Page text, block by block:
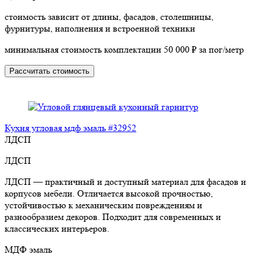
стоимость зависит от длины, фасадов, столешницы,
фурнитуры, наполнения и встроенной техники
минимальная стоимость комплектации 50 000 ₽ за пог/метр
Рассчитать стоимость
Кухня угловая мдф эмаль #32952
ЛДСП
ЛДСП
ЛДСП — практичный и доступный материал для фасадов и
корпусов мебели. Отличается высокой прочностью,
устойчивостью к механическим повреждениям и
разнообразием декоров. Подходит для современных и
классических интерьеров.
МДФ эмаль